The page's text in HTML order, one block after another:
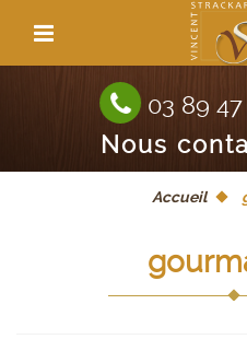
03 89 47
Nous
Accueil